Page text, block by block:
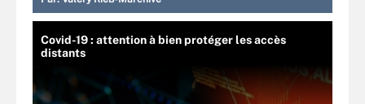
Covid-19 : attention à bien protéger les accès
distants